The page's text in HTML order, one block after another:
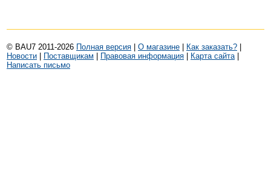
© BAU7 2011-2026 Полная версия О магазине Как заказать?
Новости
Поставщикам Правовая информация Карта сайта|
Написать письмо